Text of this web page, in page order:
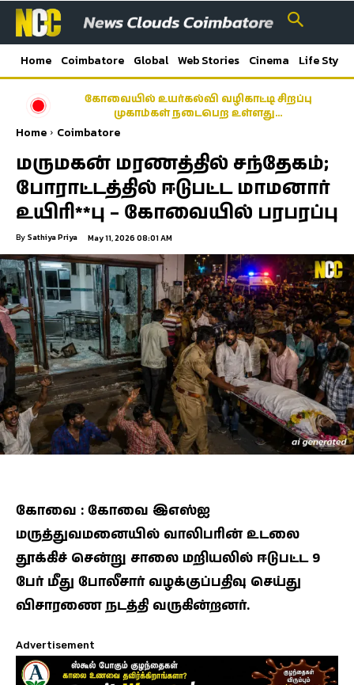
Home Coimbatore Global Web Stories Cinema Life Style
கோவையில் உயர்கல்வி வழிகாட்டி சிறப்பு
முகாம்கள் நடைபெற உள்ளது…
Home Coimbatore
மருமகன் மரணத்தில் சந்தேகம்;
போராட்டத்தில் ஈடுபட்ட மாமனார்
உயிரி**பு – கோவையில் பரபரப்பு
By Sathiya Priya May 11, 2026 08:01 AM
கோவை : கோவை இஎஸ்ஐ
மருத்துவமனையில் வாலிபரின் உடலை
தூக்கிச் சென்று சாலை மறியலில் ஈடுபட்ட 9
பேர் மீது போலீசார் வழக்குப்பதிவு செய்து
விசாரணை நடத்தி வருகின்றனர்.
Advertisement